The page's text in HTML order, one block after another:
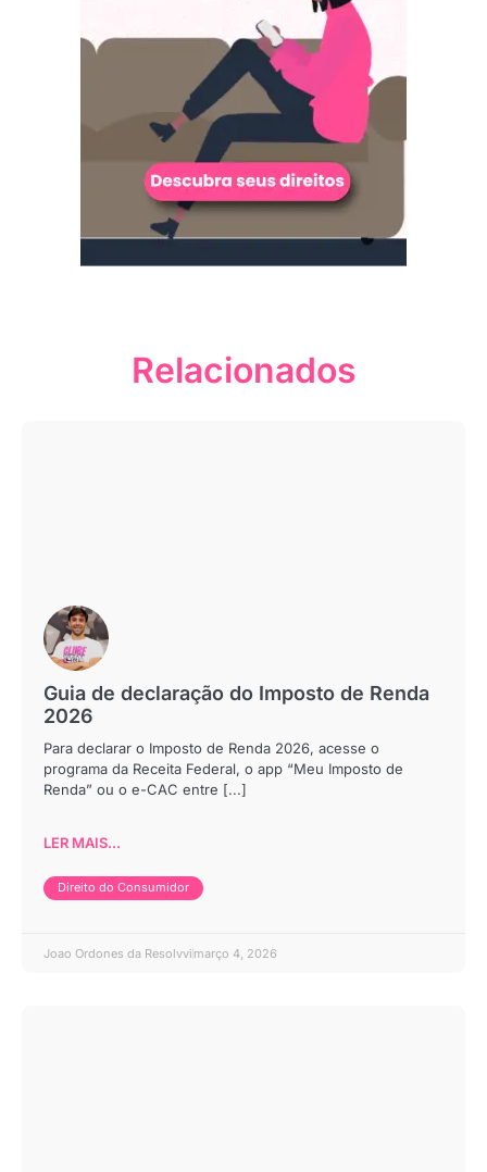
Relacionados
Guia de declaração do Imposto de Renda
2026
Para declarar o Imposto de Renda 2026, acesse o
programa da Receita Federal, o app “Meu Imposto de
Renda” ou o e-CAC entre [...]
LER MAIS...
Direito do Consumidor
Joao Ordones da Resolvvi março 4, 2026